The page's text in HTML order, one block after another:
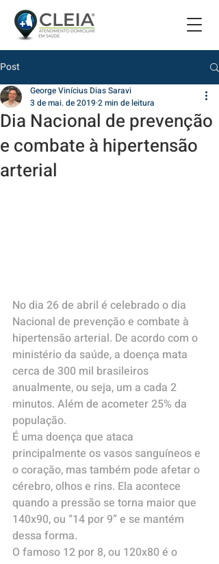
Post
Dia Nacional de prevenção
e combate à hipertensão
arterial
George Vinícius Dias Saravi
3 de mai. de 2019 2 min de leitura
No dia 26 de abril é celebrado o dia
Nacional de prevenção e combate à
hipertensão arterial. De acordo com o
ministério da saúde, a doença mata
cerca de 300 mil brasileiros
anualmente, ou seja, um a cada 2
minutos. Além de acometer 25% da
população.
É uma doença que ataca
principalmente os vasos sanguíneos e
o coração, mas também pode afetar o
cérebro, olhos e rins. Ela acontece
quando a pressão se torna maior que
140x90, ou “14 por 9” e se mantém
dessa forma.
O famoso 12 por 8, ou 120x80 é o